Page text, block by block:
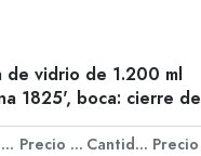
de vidrio de 1.200 ml
1825', boca: cierre de
Cantidad Precio por unidad Cantidad